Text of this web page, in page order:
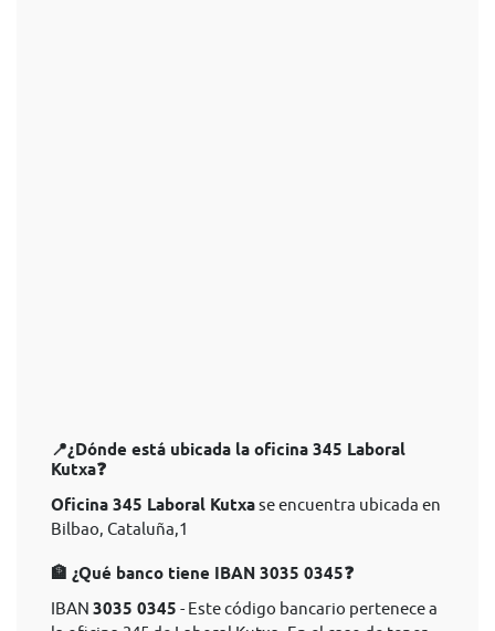
📍¿Dónde está ubicada la oficina 345 Laboral
Kutxa❓
Oficina 345 Laboral Kutxase encuentra ubicada en
Bilbao, Cataluña,1
🏦 ¿Qué banco tiene IBAN 3035 0345❓
IBAN 3035 0345 - Este código bancario pertenece a